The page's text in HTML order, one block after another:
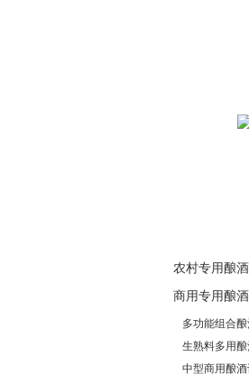
农村专用酿
商用专用酿
多功能组合
生熟料多用
中型商用酿